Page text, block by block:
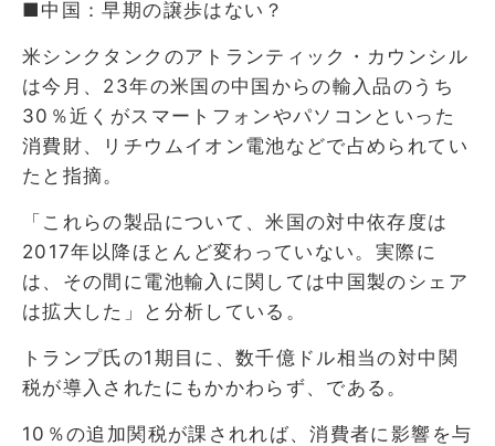
■中国：早期の譲歩はない？
米シンクタンクのアトランティック・カウンシル
は今月、23年の米国の中国からの輸入品のうち
30％近くがスマートフォンやパソコンといった
消費財、リチウムイオン電池などで占められてい
たと指摘。
「これらの製品について、米国の対中依存度は
2017年以降ほとんど変わっていない。実際に
は、その間に電池輸入に関しては中国製のシェア
は拡大した」と分析している。
トランプ氏の1期目に、数千億ドル相当の対中関
税が導入されたにもかかわらず、である。
10％の追加関税が課されれば、消費者に影響を与